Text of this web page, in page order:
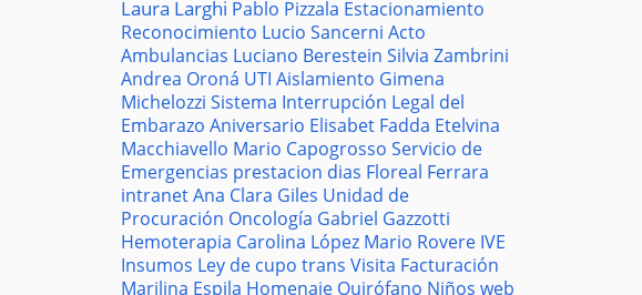
Laura Larghi Pablo Pizzala Estacionamiento
Reconocimiento Lucio Sancerni Acto
Ambulancias Luciano Berestein Silvia Zambrini
Andrea Oroná UTI Aislamiento Gimena
Michelozzi Sistema Interrupción Legal del
Embarazo Aniversario Elisabet Fadda Etelvina
Macchiavello Mario Capogrosso Servicio de
Emergencias prestacion dias Floreal Ferrara
intranetAna Clara Giles Unidad de
Procuración Oncología Gabriel Gazzotti
Hemoterapia Carolina López Mario Rovere IVE
Insumos Ley de cupo trans Visita Facturación
Marilina Espila Homenaje Quirófano Niños web